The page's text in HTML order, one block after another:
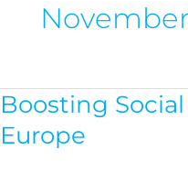
Boosting
Europe
Boosting
Social
Economy